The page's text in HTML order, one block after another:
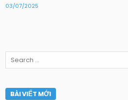
03/07/2025
Search
BÀI VIẾT MỚI